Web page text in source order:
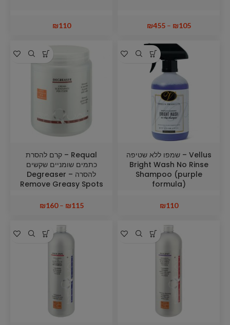
₪105
–
₪455
₪110
Vellus – שמפו ללא שטיפה
Bright Wash No Rinse
Shampoo (purple
formula)
₪110
Requal – קרם להסרת
כתמים שומניים שקשים
להסרה Degreaser –
Remove Greasy Spots
₪115
–
₪160